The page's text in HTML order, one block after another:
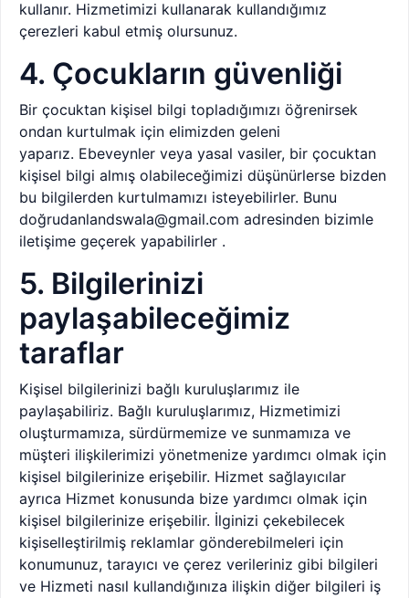
kullanır. Hizmetimizi kullanarak kullandığımız
çerezleri kabul etmiş olursunuz.
4. Çocukların güvenliği
Bir çocuktan kişisel bilgi topladığımızı öğrenirsek
ondan kurtulmak için elimizden geleni
yaparız. Ebeveynler veya yasal vasiler, bir çocuktan
kişisel bilgi almış olabileceğimizi düşünürlerse bizden
bu bilgilerden kurtulmamızı isteyebilirler. Bunu
doğrudanlandswala@gmail.com adresinden bizimle
iletişime geçerek yapabilirler .
5. Bilgilerinizi
paylaşabileceğimiz
taraflar
Kişisel bilgilerinizi bağlı kuruluşlarımız ile
paylaşabiliriz. Bağlı kuruluşlarımız, Hizmetimizi
oluşturmamıza, sürdürmemize ve sunmamıza ve
müşteri ilişkilerimizi yönetmenize yardımcı olmak için
kişisel bilgilerinize erişebilir. Hizmet sağlayıcılar
ayrıca Hizmet konusunda bize yardımcı olmak için
kişisel bilgilerinize erişebilir. İlginizi çekebilecek
kişiselleştirilmiş reklamlar gönderebilmeleri için
konumunuz, tarayıcı ve çerez verileriniz gibi bilgileri
ve Hizmeti nasıl kullandığınıza ilişkin diğer bilgileri iş